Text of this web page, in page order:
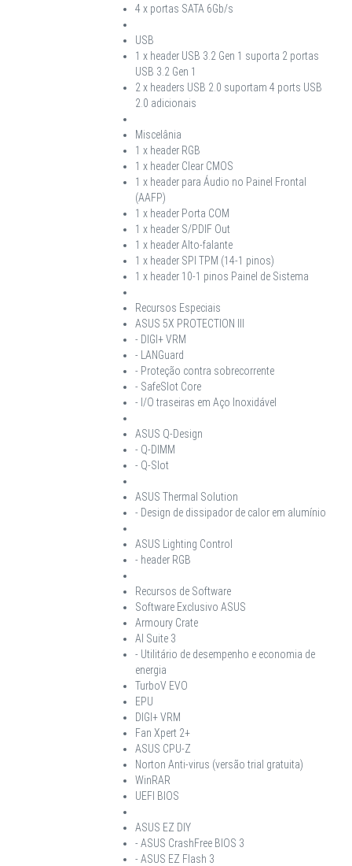
4 x portas SATA 6Gb/s
USB
1 x header USB 3.2 Gen 1 suporta 2 portas
USB 3.2 Gen 1
2 x headers USB 2.0 suportam 4 ports USB
2.0 adicionais
Miscelânia
1 x header RGB
1 x header Clear CMOS
1 x header para Áudio no Painel Frontal
(AAFP)
1 x header Porta COM
1 x header S/PDIF Out
1 x header Alto-falante
1 x header SPI TPM (14-1 pinos)
1 x header 10-1 pinos Painel de Sistema
Recursos Especiais
ASUS 5X PROTECTION III
- DIGI+ VRM
- LANGuard
- Proteção contra sobrecorrente
- SafeSlot Core
- I/O traseiras em Aço Inoxidável
ASUS Q-Design
- Q-DIMM
- Q-Slot
ASUS Thermal Solution
- Design de dissipador de calor em alumínio
ASUS Lighting Control
- header RGB
Recursos de Software
Software Exclusivo ASUS
Armoury Crate
AI Suite 3
- Utilitário de desempenho e economia de
energia
TurboV EVO
EPU
DIGI+ VRM
Fan Xpert 2+
ASUS CPU-Z
Norton Anti-virus (versão trial gratuita)
WinRAR
UEFI BIOS
ASUS EZ DIY
- ASUS CrashFree BIOS 3
- ASUS EZ Flash 3